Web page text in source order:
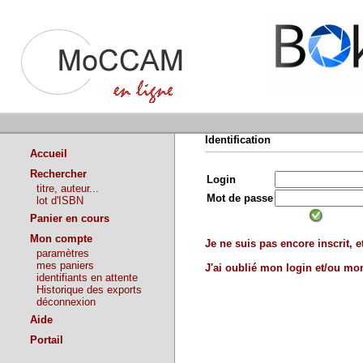
Accueil
Rechercher
titre, auteur...
lot d'ISBN
Panier en cours
Mon compte
paramètres
mes paniers
identifiants en attente
Historique des exports
déconnexion
Aide
Portail
Identification
Login
Mot de passe
Je ne suis pas encore inscrit,
J'ai oublié mon login et/ou